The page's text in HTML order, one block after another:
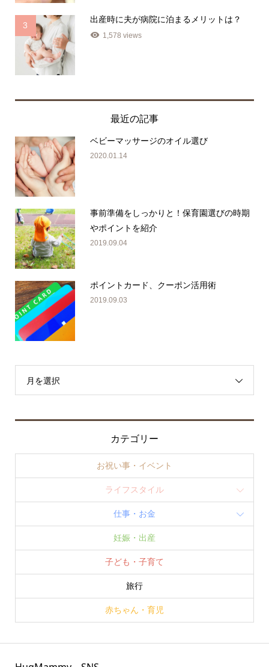
3
出産時に夫が病院に泊まるメリットは？
1,578 views
最近の記事
ベビーマッサージのオイル選び
2020.01.14
事前準備をしっかりと！保育園選びの時期
やポイントを紹介
2019.09.04
ポイントカード、クーポン活用術
2019.09.03
月を選択
カテゴリー
お祝い事・イベント
ライフスタイル
仕事・お金
妊娠・出産
子ども・子育て
旅行
赤ちゃん・育児